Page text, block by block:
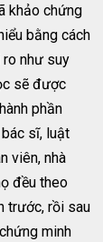
khảo chứng
bằng cách
ro như suy
sẽ được
phần
sĩ, luật
viên, nhà
đều theo
trước, rồi sau
minh